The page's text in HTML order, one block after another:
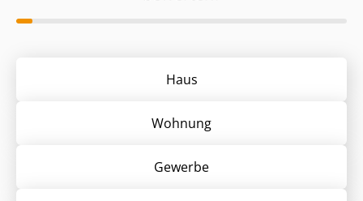
Haus
Wohnung
Gewerbe